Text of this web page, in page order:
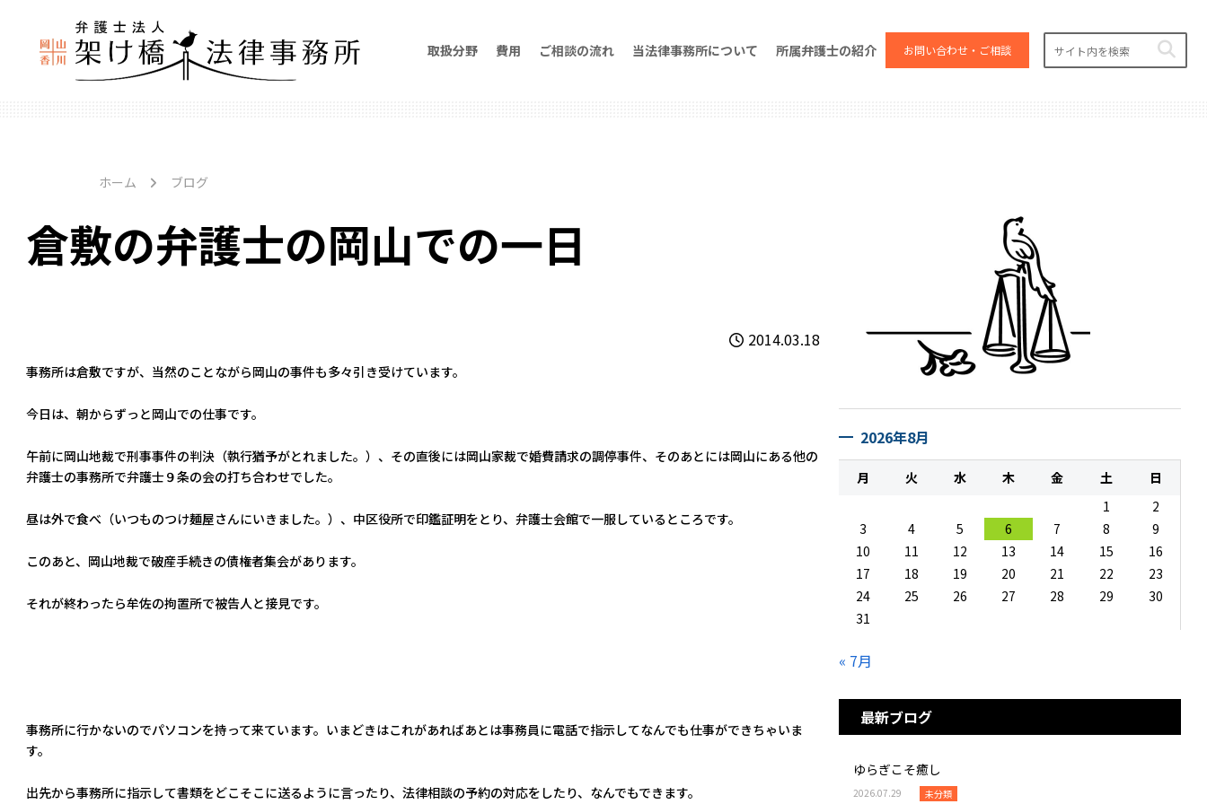
取扱分野 費用 ご相談の流れ 当法律事務所について 所属弁護士の紹介 お問い合わせ・ご相談
ホーム ブログ
倉敷の弁護士の岡山での一日
2014.03.18
事務所は倉敷ですが、当然のことながら岡山の事件も多々引き受けています。
今日は、朝からずっと岡山での仕事です。
午前に岡山地裁で刑事事件の判決（執行猶予がとれました。）、その直後には岡山家裁で婚費請求の調停事件、そのあとには岡山にある他の
弁護士の事務所で弁護士９条の会の打ち合わせでした。
昼は外で食べ（いつものつけ麺屋さんにいきました。）、中区役所で印鑑証明をとり、弁護士会館で一服しているところです。
このあと、岡山地裁で破産手続きの債権者集会があります。
それが終わったら牟佐の拘置所で被告人と接見です。
事務所に行かないのでパソコンを持って来ています。いまどきはこれがあればあとは事務員に電話で指示してなんでも仕事ができちゃいま
す。
出先から事務所に指示して書類をどこそこに送るように言ったり、法律相談の予約の対応をしたり、なんでもできます。
2026年8月
月 火 水 木 金 土
日
1
2
3
4 5 6 7 8
9
10
11 12 13 14 15
16
17
18 19 20 21 22
23
24
25 26 27 28 29
30
31
« 7月
最新ブログ
ゆらぎこそ癒し
2026.07.29 未分類